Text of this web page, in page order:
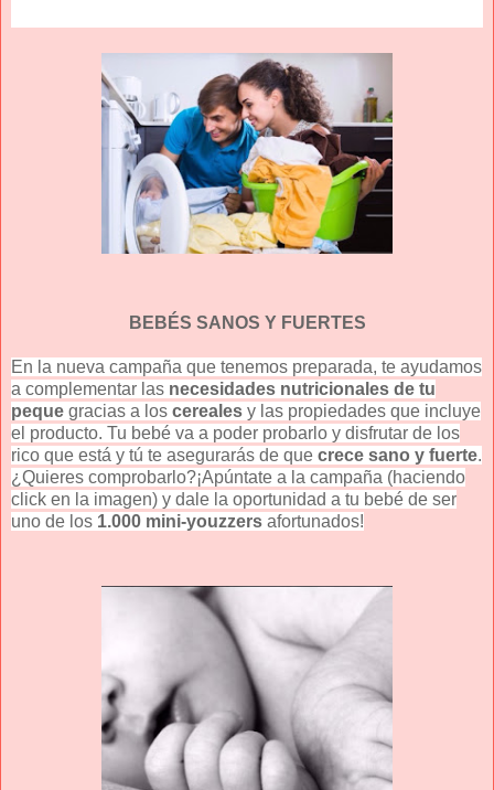
BEBÉS SANOS Y FUERTES
En la nueva campaña que tenemos preparada, te ayudamos
a complementar las necesidades nutricionales de tu
peque gracias a los cereales y las propiedades que incluye
el producto. Tu bebé va a poder probarlo y disfrutar de los
rico que está y tú te asegurarás de que crece sano y fuerte.
¿Quieres comprobarlo?¡Apúntate a la campaña (haciendo
click en la imagen) y dale la oportunidad a tu bebé de ser
uno de los 1.000 mini-youzzers afortunados!